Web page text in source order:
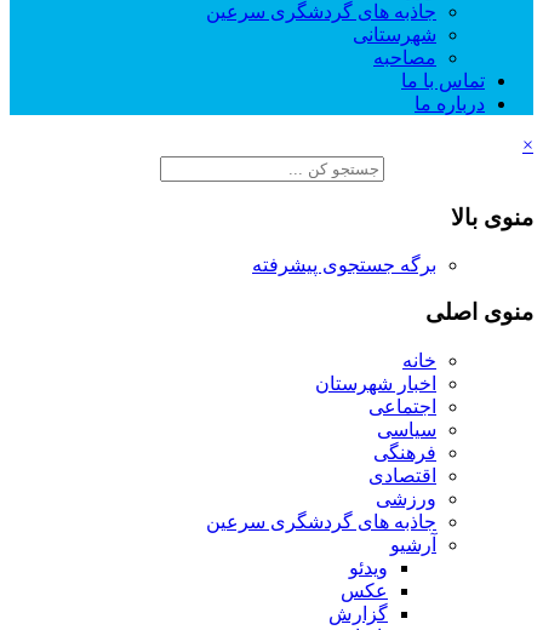
جاذبه های گردشگری سرعین
شهرستانی
مصاحبه
تماس با ما
درباره ما
×
منوی بالا
برگه جستجوی پیشرفته
منوی اصلی
خانه
اخبار شهرستان
اجتماعی
سیاسی
فرهنگی
اقتصادی
ورزشی
جاذبه های گردشگری سرعین
آرشیو
ویدئو
عکس
گزارش